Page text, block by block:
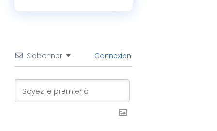
S’abonner Connexion